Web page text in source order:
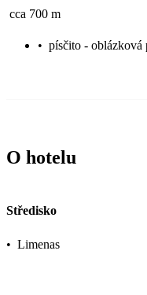
cca 700 m
• písčito - oblázková
O hotelu
Středisko
• Limenas